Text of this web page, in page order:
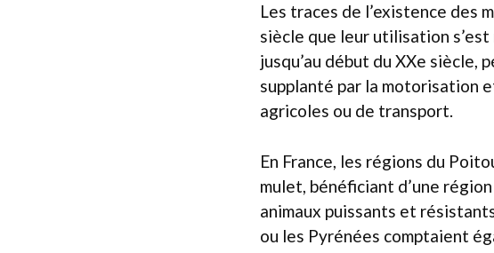
Les traces de l’existence des
siècle que leur utilisation
jusqu’au début du XXe siècle,
supplanté par la motorisation
agricoles ou de transport.
En France, les régions du
mulet, bénéficiant d’une
animaux puissants et
ou les Pyrénées comptaient